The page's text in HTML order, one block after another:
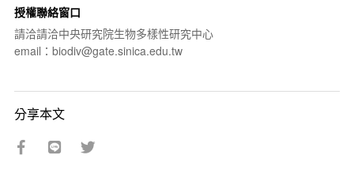
授權聯絡窗口
請洽請洽中央研究院生物多樣性研究中心
email：biodiv@gate.sinica.edu.tw
分享本文